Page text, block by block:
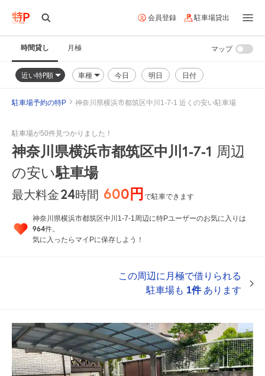
会員登録 駐車場貸出
時間貸し 月極
近い特P順 車種 今日 明日 日付
マップ
駐車場予約の特P 神奈川県横浜市都筑区中川1-7-1 近くの安い駐車場
駐車場が50件見つかりました！
神奈川県横浜市都筑区中川1-7-1 周辺
の安い駐車場
最大料金24時間 600円で駐車できます
神奈川県横浜市都筑区中川1-7-1周辺に特Pユーザーのお気に入りは
964件。
気に入ったらマイPに保存しよう！
この周辺に月極で借りられる
駐車場も 1件あります